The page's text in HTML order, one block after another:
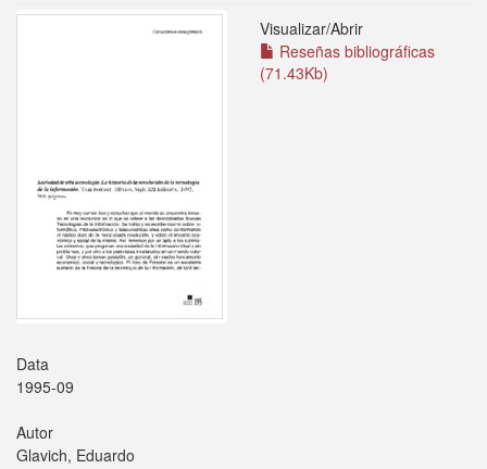
Visualizar/Abrir
Reseñas bibliográficas
(71.43Kb)
Data
1995-09
Autor
Glavich, Eduardo